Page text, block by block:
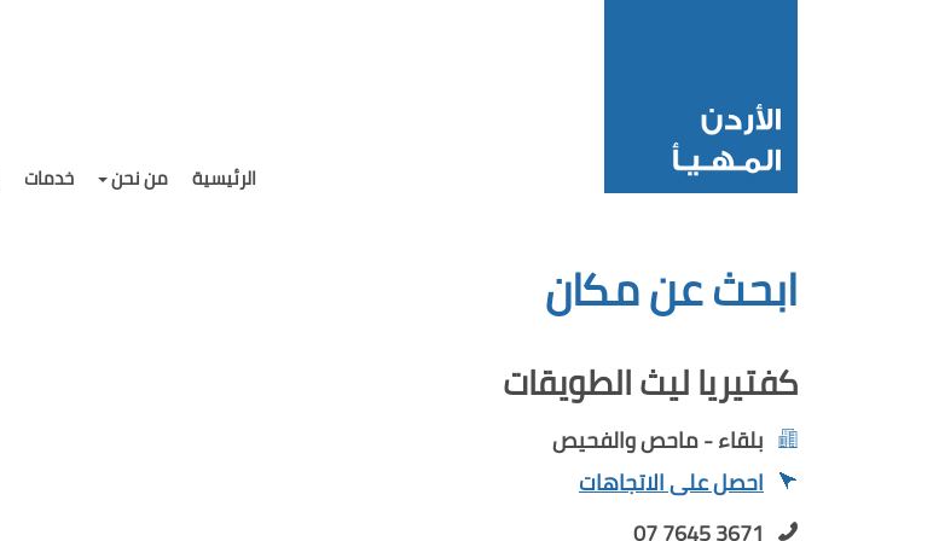
الرئيسية من نحن خدمات
ابحث عن مكان
كفتيريا ليث الطويقات
بلقاء - ماحص والفحيص
احصل على الاتجاهات